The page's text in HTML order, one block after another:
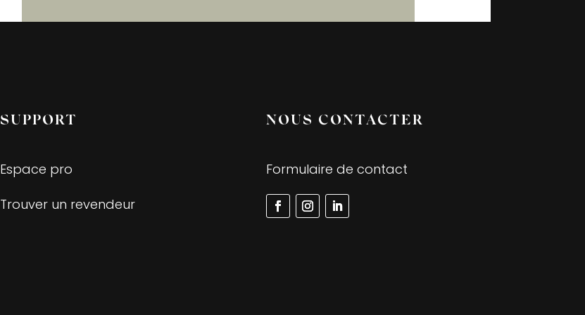
SUPPORT
Espace pro
Trouver un revendeur
NOUS CONTACTER
Formulaire de contact